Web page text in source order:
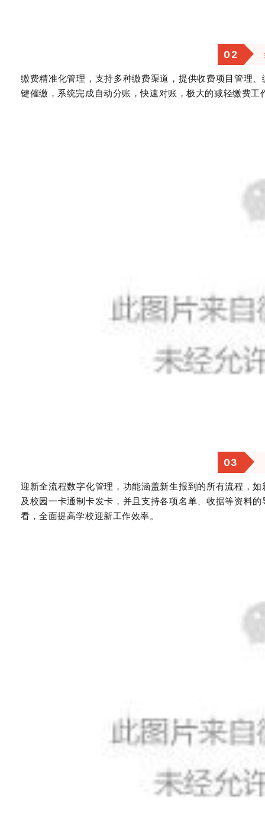
02
缴费精准化管理，支持多种缴费渠道，提供收费项目管理
键催缴，系统完成自动分账，快速对账，极大的减轻缴费工
03
迎新全流程数字化管理，功能涵盖新生报到的所有流程，
及校园一卡通制卡发卡，并且支持各项名单、收据等资料
看，全面提高学校迎新工作效率。